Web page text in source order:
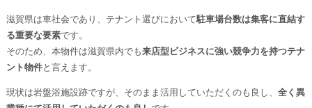
滋賀県は車社会であり、テナント選びにおいて駐車場台数は集客に直結す
る重要な要素です。
そのため、本物件は滋賀県内でも来店型ビジネスに強い競争力を持つテナ
ント物件と言えます。
現状は岩盤浴施設跡ですが、そのまま活用していただくのも良し、 全く異